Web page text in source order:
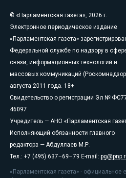
© «Парламентская газета», 2026 г.
Электронное периодическое издание
«Парламентская газета»
Федеральной службе по надзору в
связи, информационных технологий и
массовых коммуникаций
августа 2011 года. 18+
Свидетельство о регистрации Эл №
46097
Учредитель — АНО «Парламентская
Исполняющий обязанности главного
редактора — Абдуллаев М.Р.
Тел.: +7 (495) 637–69–79 E-mail:
«Парламентская газета» -